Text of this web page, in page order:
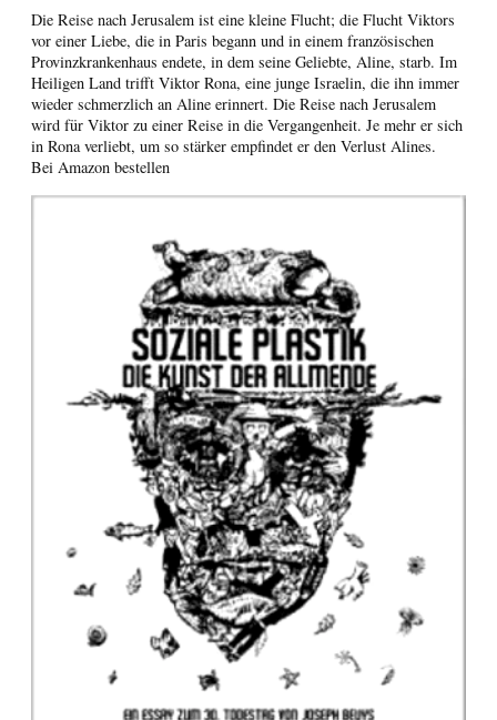
Die Reise nach Jerusalem ist eine kleine Flucht; die Flucht Viktors
vor einer Liebe, die in Paris begann und in einem französischen
Provinzkrankenhaus endete, in dem seine Geliebte, Aline, starb. Im
Heiligen Land trifft Viktor Rona, eine junge Israelin, die ihn immer
wieder schmerzlich an Aline erinnert. Die Reise nach Jerusalem
wird für Viktor zu einer Reise in die Vergangenheit. Je mehr er sich
in Rona verliebt, um so stärker empfindet er den Verlust Alines.
Bei Amazon bestellen